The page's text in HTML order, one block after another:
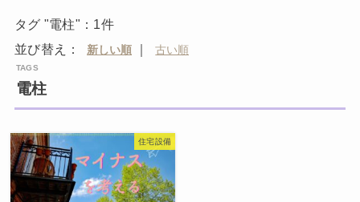
タグ "電柱"：1件
並び替え：
｜
電柱
住宅設備